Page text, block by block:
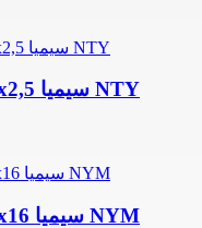
کابل مفتولی 3x2,5 سیمیا NTY
کابل مفتولی 3x16 سیمیا NYM